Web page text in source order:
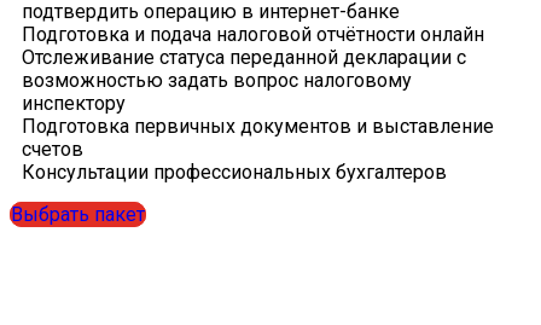
подтвердить операцию в интернет-банке
Подготовка и подача налоговой отчётности онлайн
Отслеживание статуса переданной декларации с
возможностью задать вопрос налоговому
инспектору
Подготовка первичных документов и выставление
счетов
Консультации профессиональных бухгалтеров
Выбрать пакет